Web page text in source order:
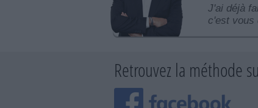
J'ai déjà
c'est vous
Retrouvez la méthode